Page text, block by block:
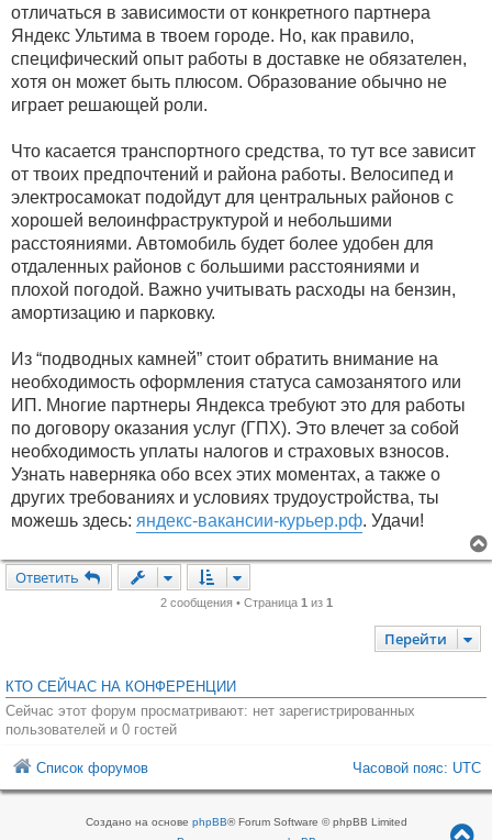
и
е
отличаться в зависимости от конкретного партнера
Яндекс Ультима в твоем городе. Но, как правило,
специфический опыт работы в доставке не обязателен,
хотя он может быть плюсом. Образование обычно не
играет решающей роли.
Что касается транспортного средства, то тут все зависит
от твоих предпочтений и района работы. Велосипед и
электросамокат подойдут для центральных районов с
хорошей велоинфраструктурой и небольшими
расстояниями. Автомобиль будет более удобен для
отдаленных районов с большими расстояниями и
плохой погодой. Важно учитывать расходы на бензин,
амортизацию и парковку.
Из “подводных камней” стоит обратить внимание на
необходимость оформления статуса самозанятого или
ИП. Многие партнеры Яндекса требуют это для работы
по договору оказания услуг (ГПХ). Это влечет за собой
необходимость уплаты налогов и страховых взносов.
Узнать наверняка обо всех этих моментах, а также о
других требованиях и условиях трудоустройства, ты
можешь здесь: яндекс-вакансии-курьер.рф. Удачи!
Ответить
2 сообщения • Страница 1 из 1
Перейти
КТО СЕЙЧАС НА КОНФЕРЕНЦИИ
Сейчас этот форум просматривают: нет зарегистрированных
пользователей и 0 гостей
Список форумов Часовой пояс: UTC
Создано на основе phpBB® Forum Software © phpBB Limited